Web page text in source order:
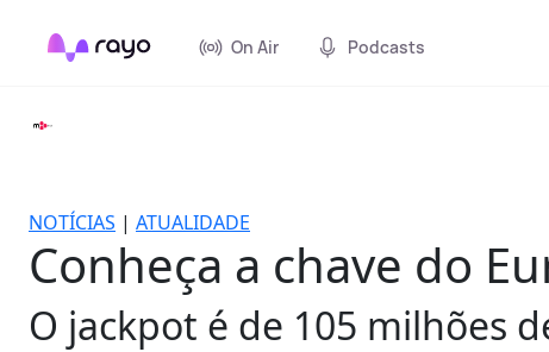
On Air Podcasts
NOTÍCIAS | ATUALIDADE
Conheça a chave do
O jackpot é de 105 milhões